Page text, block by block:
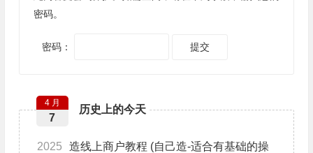
密码。
密码：
历史上的今天
4 月
7
2025 造线上商户教程 (自己造-适合有基础的操